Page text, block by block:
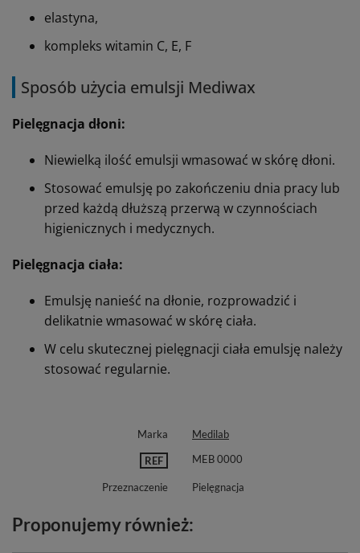
elastyna,
kompleks witamin C, E, F
Sposób użycia emulsji Mediwax
Pielęgnacja dłoni:
Niewielką ilość emulsji wmasować w skórę dłoni.
Stosować emulsję po zakończeniu dnia pracy lub
przed każdą dłuższą przerwą w czynnościach
higienicznych i medycznych.
Pielęgnacja ciała:
Emulsję nanieść na dłonie, rozprowadzić i
delikatnie wmasować w skórę ciała.
W celu skutecznej pielęgnacji ciała emulsję należy
stosować regularnie.
Marka Medilab
REF MEB 0000
Przeznaczenie Pielęgnacja
Proponujemy również: